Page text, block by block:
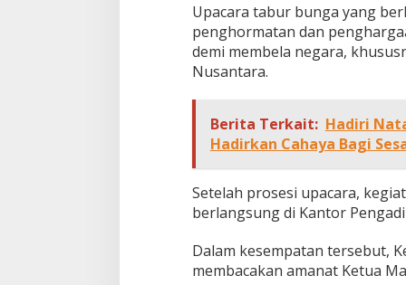
Upacara tabur bunga yang
penghormatan dan
demi membela negara,
Nusantara.
Berita Terkait: Hadiri
Hadirkan Cahaya Bagi
Setelah prosesi upacara,
berlangsung di Kantor
Dalam kesempatan tersebut,
membacakan amanat Ketua